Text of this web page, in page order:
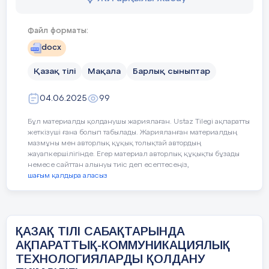
Үйден
2-сурет. – Сын есімнің түрлерін
оқыту жолдары.
әсіресе, қазақ тілі сабақтарында тиімділігін
көрсетеді. Қазақ тілін оқыту барысында
АКТ-ны тиімді пайдалану оқушылардың
шығармашылық қабілеттерін жетілдіруге,
сонымен қатар, ақпаратты игеру мен оны
қолдану дағдыларын қалыптастыруға
мүмкіндік береді.
Алдымен, АКТ-ның қазақ тілі
сабақтарындағы тиімділігін
қарастырайық. Біріншіден, электрондық
оқулықтар мен мультимедиялық
интерактивті жаттығулар мен ойындар
оқушылардың тілдік материалды
меңгеруін жеңілдетеді. Олар өздерінің
Файл форматы:
docx
Қазақ тілі Мақала Барлық сыныптар
04.06.2025 99
Бұл материалды қолданушы жариялаған. Ustaz Tilegi ақпаратты
жеткізуші ғана болып табылады. Жарияланған материалдың
мазмұны мен авторлық құқық толықтай автордың
жауапкершілігінде. Егер материал авторлық құқықты бұзады
немесе сайттан алынуы тиіс деп есептесеңіз,
шағым қалдыра аласыз
ҚАЗАҚ ТІЛІ САБАҚТАРЫНДА
АҚПАРАТТЫҚ-КОММУНИКАЦИЯЛЫҚ
ТЕХНОЛОГИЯЛАРДЫ ҚОЛДАНУ